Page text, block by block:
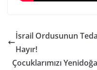
İsrail Ordusunun
Hayır!
Çocuklarımızı